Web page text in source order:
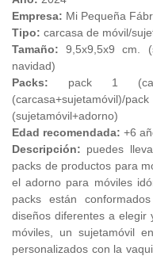
Empresa: Mi Pequeña
Tipo: carcasa de móvil/
Tamaño: 9,5x9,5x9 cm.
navidad)
Packs: pack 1
(sujetamóvil+adorno)
Edad recomendada: +6
Descripción: puedes
packs de productos para
el adorno para móviles
packs están
diseños diferentes a elegir
móviles, un sujetamóvil
personalizados con la